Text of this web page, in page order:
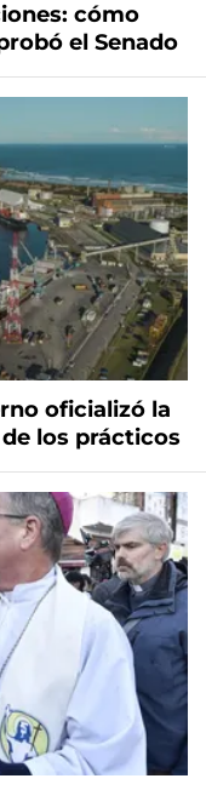
cómo
el Senado
oficializó la
los prácticos